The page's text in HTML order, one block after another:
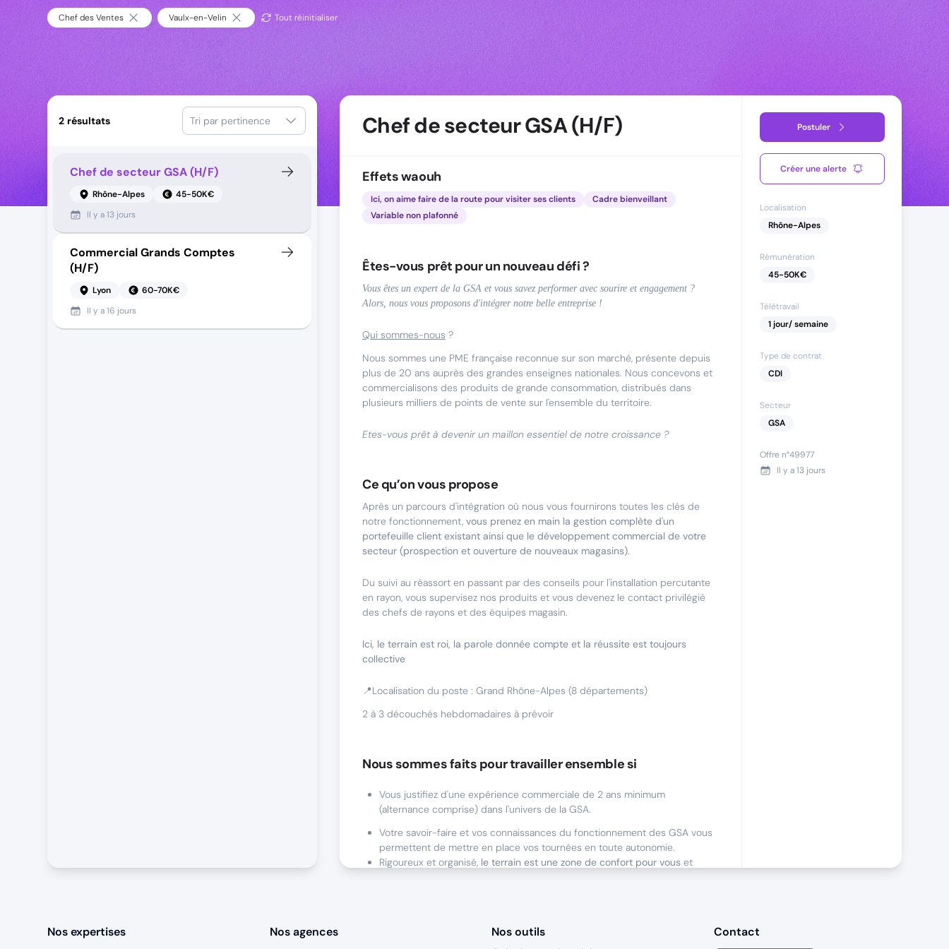
Chef des Ventes Vaulx-en-Velin Tout réinitialiser
2 résultats Tri par pertinence
Chef de secteur GSA (H/F)
Rhône-Alpes
45-50K€
Il y a13 jours
Commercial Grands Comptes
(H/F)
Lyon
60-70K€
Il y a16 jours
Chef de secteur GSA (H/F)
Effets waouh
Ici, on aime faire de la route pour visiter ses clients
Cadre bienveillant
Variable non plafonné
Êtes-vous prêt pour un nouveau défi ?
Vous êtes un expert de la GSA et vous savez performer avec sourire et engagement ?
Alors, nous vous proposons d'intégrer notre belle entreprise !
Qui sommes-nous ?
Nous sommes une PME française reconnue sur son marché, présente depuis
plus de 20 ans auprès des grandes enseignes nationales. Nous concevons et
commercialisons des produits de grande consommation, distribués dans
plusieurs milliers de points de vente sur l'ensemble du territoire.
Etes-vous prêt à devenir un maillon essentiel de notre croissance ?
Ce qu’on vous propose
Après un parcours d'intégration où nous vous fournirons toutes les clés de
notre fonctionnement, vous prenez en main la gestion complète d'un
portefeuille client existant ainsi que le développement commercial de votre
secteur (prospection et ouverture de nouveaux magasins).
Du suivi au réassort en passant par des conseils pour l'installation percutante
en rayon, vous supervisez nos produits et vous devenez le contact privilégié
des chefs de rayons et des équipes magasin.
Ici, le terrain est roi, la parole donnée compte et la réussite est toujours
collective
📍Localisation du poste : Grand Rhône-Alpes (8 départements)
2 à 3 découchés hebdomadaires à prévoir
Nous sommes faits pour travailler ensemble si
Vous justifiez d'une expérience commerciale de 2 ans minimum
(alternance comprise) dans l'univers de la GSA.
Votre savoir-faire et vos connaissances du fonctionnement des GSA vous
permettent de mettre en place vos tournées en toute autonomie.
Rigoureux et organisé, le terrain est une zone de confort pour vous et
pour le résultat et la gagne !
Postuler
Créer une alerte
Localisation
Rhône-Alpes
Rémunération
45-50K€
Télétravail
1 jour/ semaine
Type de contrat
CDI
Secteur
GSA
Offre n°49977
Il y a13 jours
Nos expertises
Nos agences
Nos outils
Contact